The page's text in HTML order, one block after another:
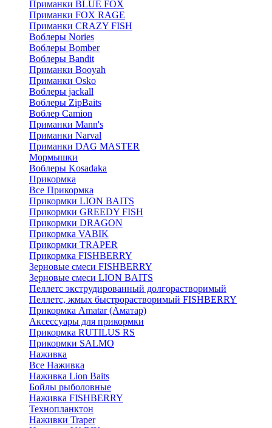
Приманки BLUE FOX
Приманки FOX RAGE
Приманки CRAZY FISH
Воблеры Nories
Воблеры Bomber
Воблеры Bandit
Приманки Booyah
Приманки Osko
Воблеры jackall
Воблеры ZipBaits
Воблер Camion
Приманки Mann's
Приманки Narval
Приманки DAG MASTER
Мормышки
Воблеры Kosadaka
Прикормка
Все Прикормка
Прикормки LION BAITS
Прикормки GREEDY FISH
Прикормки DRAGON
Прикормка VABIK
Прикормки TRAPER
Прикормка FISHBERRY
Зерновые смеси FISHBERRY
Зерновые смеси LION BAITS
Пеллетс экструдированный долгорастворимый
Пеллетс, жмых быстрорастворимый FISHBERRY
Прикормка Amatar (Аматар)
Аксессуары для прикормки
Прикормка RUTILUS RS
Прикормки SALMO
Наживка
Все Наживка
Наживка Lion Baits
Бойлы рыболовные
Наживка FISHBERRY
Технопланктон
Наживки Traper